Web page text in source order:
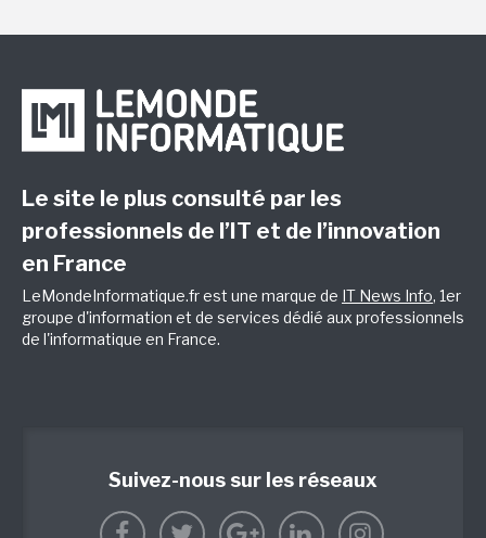
Le site le plus consulté par les
professionnels de l’IT et de l’innovation
en France
LeMondeInformatique.fr est une marque de IT News Info, 1er
groupe d'information et de services dédié aux professionnels
de l'informatique en France.
Suivez-nous sur les réseaux